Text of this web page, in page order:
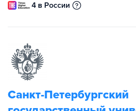
4 в России
Санкт-Петербургский